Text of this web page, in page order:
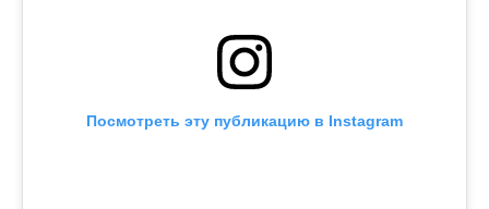
Посмотреть эту публикацию в Instagram